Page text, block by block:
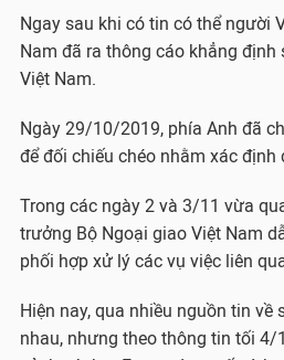
Ngay sau khi có tin có thể người
Nam đã ra thông cáo khẳng
Việt Nam.
Ngày 29/10/2019, phía Anh đã
để đối chiếu chéo nhằm xác
Trong các ngày 2 và 3/11 vừa
trưởng Bộ Ngoại giao Việt Nam
phối hợp xử lý các vụ việc liên
Hiện nay, qua nhiều nguồn tin
nhau, nhưng theo thông tin tối